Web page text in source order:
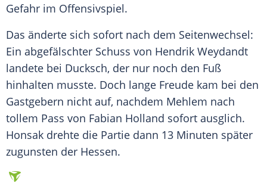
Gefahr im Offensivspiel.
Das änderte sich sofort nach dem Seitenwechsel:
Ein abgefälschter Schuss von Hendrik Weydandt
landete bei Ducksch, der nur noch den Fuß
hinhalten musste. Doch lange Freude kam bei den
Gastgebern nicht auf, nachdem Mehlem nach
tollem Pass von Fabian Holland sofort ausglich.
Honsak drehte die Partie dann 13 Minuten später
zugunsten der Hessen.